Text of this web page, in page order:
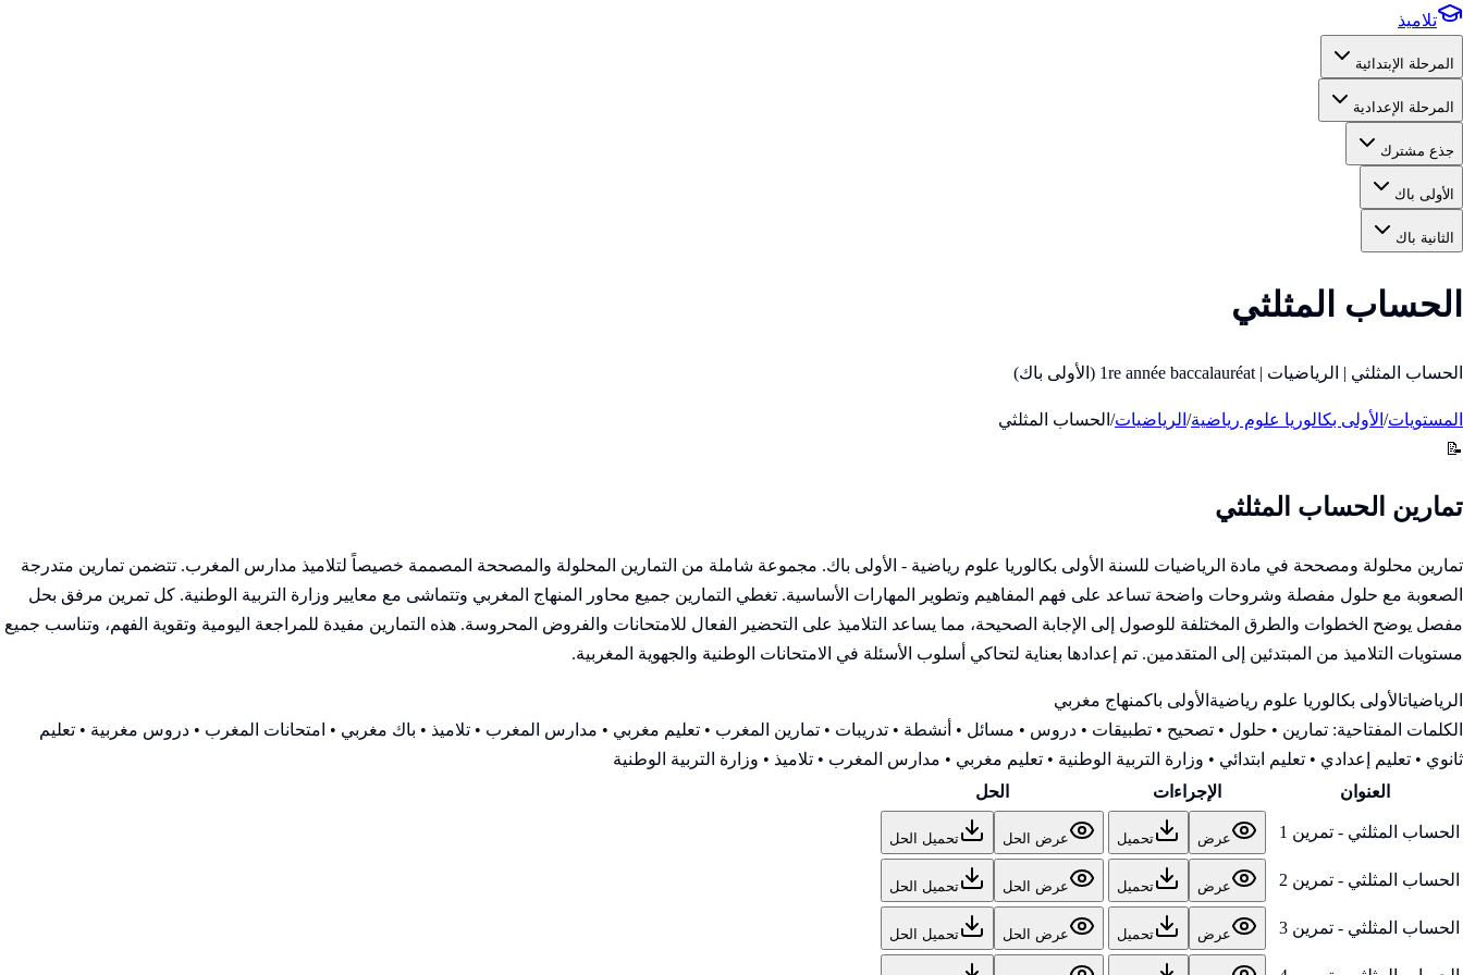
تلاميذ
المرحلة الإبتدائية
المرحلة الإعدادية
جذع مشترك
الأولى باك
الثانية باك
الحساب المثلثي
الحساب المثلثي | الرياضيات | 1re année baccalauréat (الأولى باك)
المستويات/ الأولى بكالوريا علوم رياضية/ الرياضيات/ الحساب المثلثي
📝
تمارين الحساب المثلثي
تمارين محلولة ومصححة في مادة الرياضيات للسنة الأولى بكالوريا علوم رياضية - الأولى باك. مجموعة شاملة من التمارين المحلولة والمصححة المصممة خصيصاً لتلاميذ مدارس المغرب. تتضمن تمارين متدرجة
الصعوبة مع حلول مفصلة وشروحات واضحة تساعد على فهم المفاهيم وتطوير المهارات الأساسية. تغطي التمارين جميع محاور المنهاج المغربي وتتماشى مع معايير وزارة التربية الوطنية. كل تمرين مرفق بحل
مفصل يوضح الخطوات والطرق المختلفة للوصول إلى الإجابة الصحيحة، مما يساعد التلاميذ على التحضير الفعال للامتحانات والفروض المحروسة. هذه التمارين مفيدة للمراجعة اليومية وتقوية الفهم، وتناسب جميع
مستويات التلاميذ من المبتدئين إلى المتقدمين. تم إعدادها بعناية لتحاكي أسلوب الأسئلة في الامتحانات الوطنية والجهوية المغربية.
الرياضياتالأولى بكالوريا علوم رياضية الأولى باكمنهاج مغربي
الكلمات المفتاحية: تمارين • حلول • تصحيح • تطبيقات • دروس • مسائل • أنشطة • تدريبات • تمارين المغرب • تعليم مغربي • مدارس المغرب • تلاميذ • باك مغربي • امتحانات المغرب • دروس مغربية • تعليم
ثانوي • تعليم إعدادي • تعليم ابتدائي • وزارة التربية الوطنية • تعليم مغربي • مدارس المغرب • تلاميذ • وزارة التربية الوطنية
العنوان
الإجراءات الحل
الحساب المثلثي - تمرين 1 عرض تحميل عرض الحل تحميل الحل
الحساب المثلثي - تمرين 2 عرض تحميل عرض الحل تحميل الحل
الحساب المثلثي - تمرين 3 عرض تحميل عرض الحل تحميل الحل